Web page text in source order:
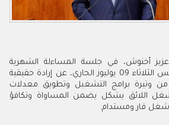
أخنوش، في جلسة المساءلة الشهرية
بمجلس المستشارين أمس الثلاثاء 09 يوليوز الجاري، عن إرادة حقيقية
من وتيرة برامج التشغيل وتطويق معدلات
اللائق بشكل يضمن المساواة وتكافؤ
قار ومستدام.